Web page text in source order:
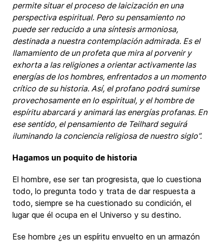
permite situar el proceso de laicización en una
perspectiva espiritual. Pero su pensamiento no
puede ser reducido a una síntesis armoniosa,
destinada a nuestra contemplación admirada. Es el
llamamiento de un profeta que mira al porvenir y
exhorta a las religiones a orientar activamente las
energías de los hombres, enfrentados a un momento
crítico de su historia. Así, el profano podrá sumirse
provechosamente en lo espiritual, y el hombre de
espíritu abarcará y animará las energías profanas. En
ese sentido, el pensamiento de Teilhard seguirá
iluminando la conciencia religiosa de nuestro siglo”.
Hagamos un poquito de historia
El hombre, ese ser tan progresista, que lo cuestiona
todo, lo pregunta todo y trata de dar respuesta a
todo, siempre se ha cuestionado su condición, el
lugar que él ocupa en el Universo y su destino.
Ese hombre ¿es un espíritu envuelto en un armazón